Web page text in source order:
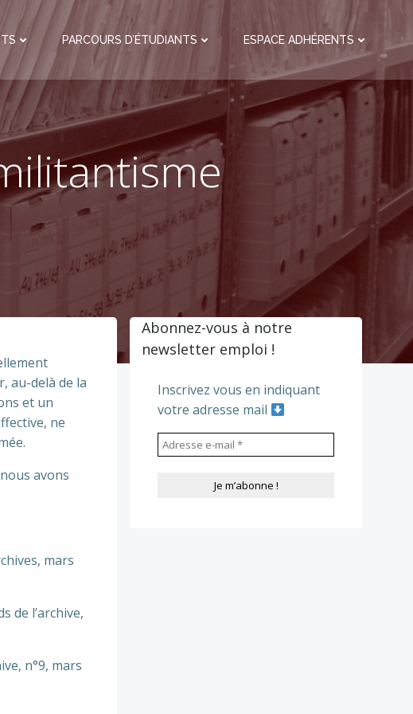
PARCOURS D’ÉTUDIANTS ESPACE ADHÉRENTS
au-delà de la
et un
ne
avons
mars
de l’archive,
n°9, mars
Abonnez-vous à notre
newsletter emploi !
Inscrivez vous en indiquant
votre adresse mail